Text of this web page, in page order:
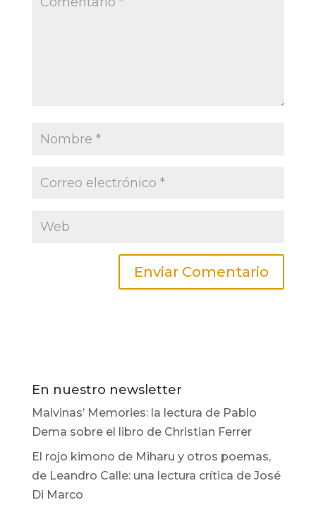
En nuestro newsletter
Malvinas’ Memories: la lectura de Pablo
Dema sobre el libro de Christian Ferrer
El rojo kimono de Miharu y otros poemas,
de Leandro Calle: una lectura crítica de José
Di Marco